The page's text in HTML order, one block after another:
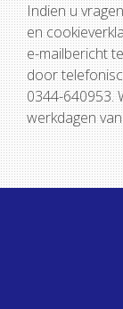
Indien u
en
e-mailbericht
door
0344-640953.
werkdagen